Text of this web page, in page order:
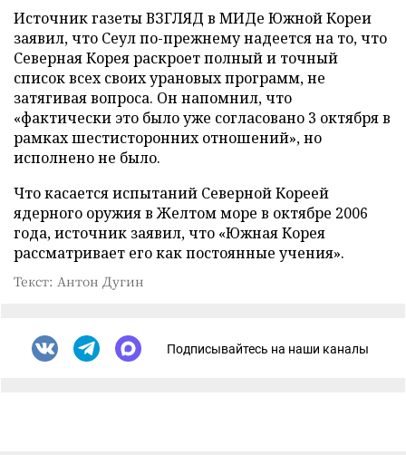
Источник газеты ВЗГЛЯД в МИДе Южной Кореи
заявил, что Сеул по-прежнему надеется на то, что
Северная Корея раскроет полный и точный
список всех своих урановых программ, не
затягивая вопроса. Он напомнил, что
«фактически это было уже согласовано 3 октября в
рамках шестисторонних отношений», но
исполнено не было.
Что касается испытаний Северной Кореей
ядерного оружия в Желтом море в октябре 2006
года, источник заявил, что «Южная Корея
рассматривает его как постоянные учения».
Текст: Антон Дугин
Подписывайтесь на наши каналы